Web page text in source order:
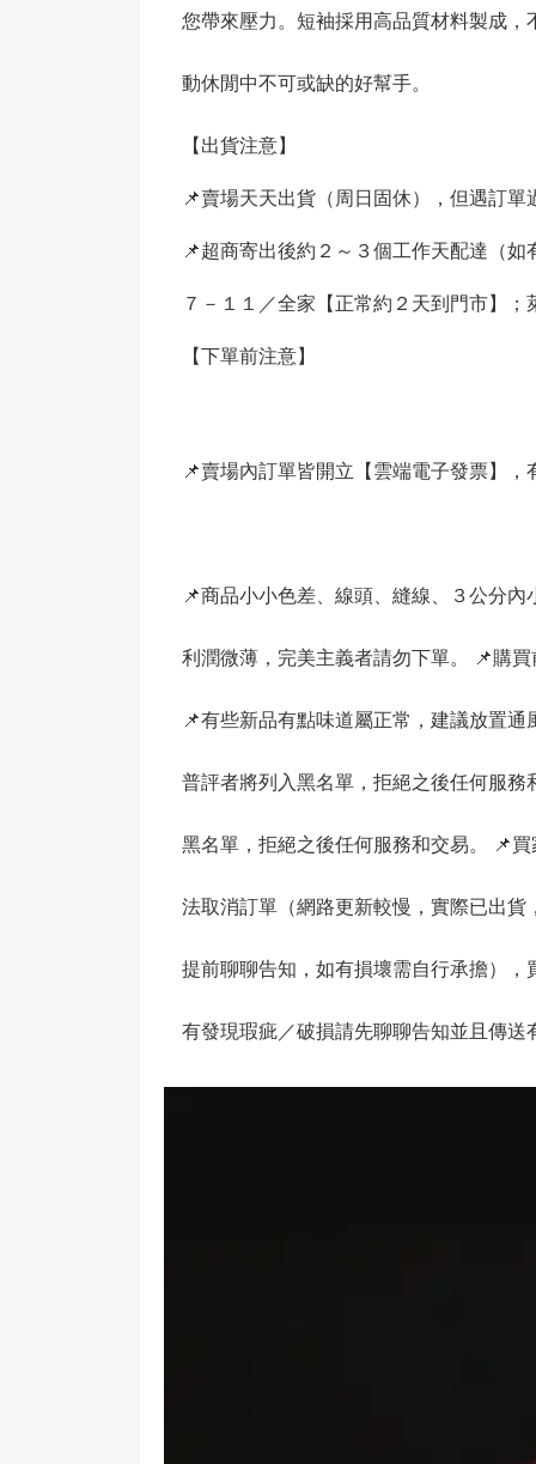
您帶來壓力。短袖採用高品質材料製成
動休閒中不可或缺的好幫手。
【出貨注意】
📌賣場天天出貨（周日固休），但遇訂
📌超商寄出後約２～３個工作天配達（
７－１１／全家【正常約２天到門市】
【下單前注意】
📌賣場內訂單皆開立【雲端電子發票】
📌商品小小色差、線頭、縫線、３公分
利潤微薄，完美主義者請勿下單。 📌購
📌有些新品有點味道屬正常，建議放置
普評者將列入黑名單，拒絕之後任何服
黑名單，拒絕之後任何服務和交易。 📌
法取消訂單（網路更新較慢，實際已出
提前聊聊告知，如有損壞需自行承擔）
有發現瑕疵／破損請先聊聊告知並且傳送